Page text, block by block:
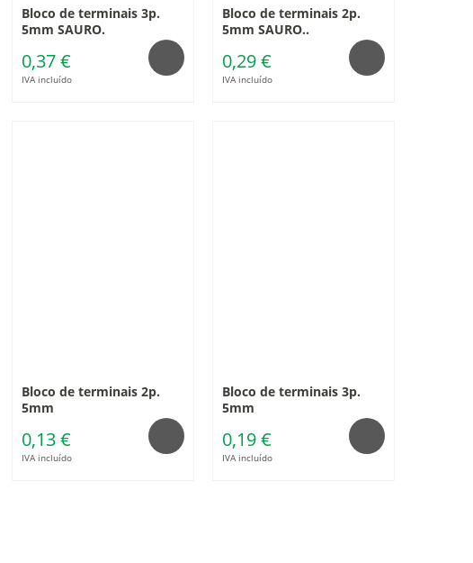
Bloco de terminais 3p.
5mm SAURO.
0,37 €
IVA incluído
Bloco de terminais 2p.
5mm SAURO..
0,29 €
IVA incluído
Bloco de terminais 2p.
5mm
0,13 €
IVA incluído
Bloco de terminais 3p.
5mm
0,19 €
IVA incluído